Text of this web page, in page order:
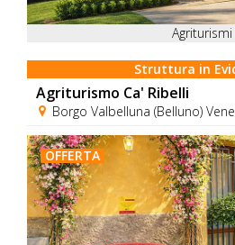
Agriturismi
Struttura in
Agriturismo Ca' Ribelli
Borgo Valbelluna (Belluno)
OFFERTA